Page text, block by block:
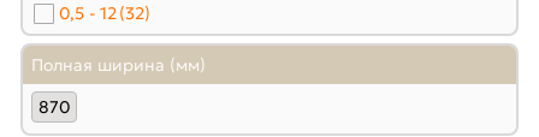
0,5 - 12(32)
Полная ширина (мм)
870